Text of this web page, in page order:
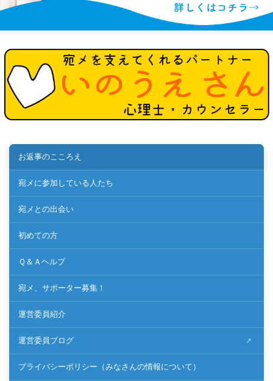
お返事のこころえ
宛メに参加している人たち
宛メとの出会い
初めての方
Ｑ＆Ａヘルプ
宛メ、サポーター募集！
運営委員紹介
運営委員ブログ
プライバシーポリシー（みなさんの情報について）